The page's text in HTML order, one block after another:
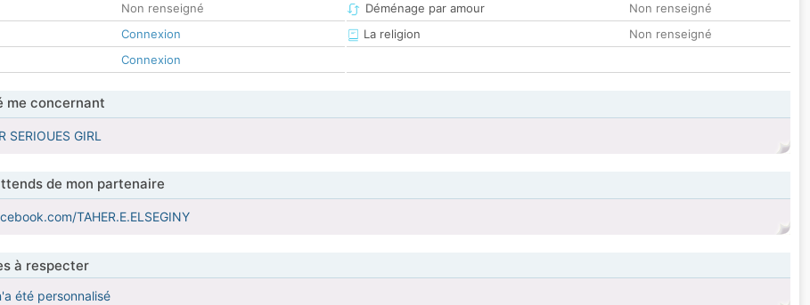
Non renseigné
Connexion
Connexion
Déménage par amour
Non renseigné
La religion
Non renseigné
me concernant
SERIOUES GIRL
de mon partenaire
TAHER.E.ELSEGINY
à respecter
été personnalisé